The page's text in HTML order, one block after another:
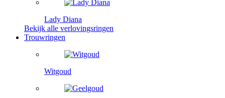
Lady Diana
Bekijk alle verlovingsringen
Trouwringen
Witgoud